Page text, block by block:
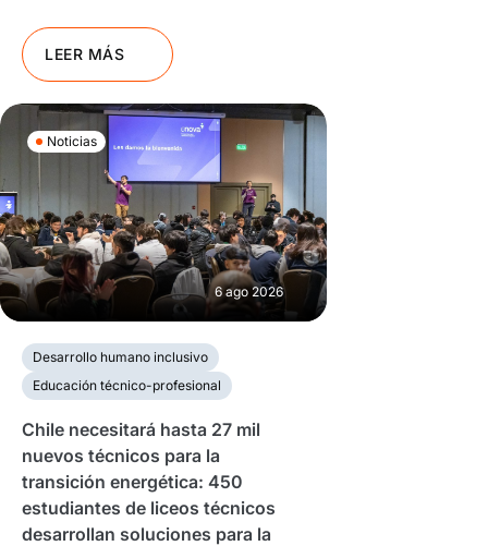
LEER MÁS
Noticias
6 ago 2026
Desarrollo humano inclusivo
Educación técnico-profesional
Chile necesitará hasta 27 mil
nuevos técnicos para la
transición energética: 450
estudiantes de liceos técnicos
desarrollan soluciones para la